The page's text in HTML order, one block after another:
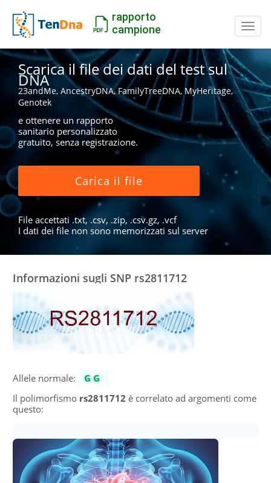
rapporto
campione
Scarica il file dei dati del test sul
DNA
23andMe, AncestryDNA, FamilyTreeDNA, MyHeritage,
Genotek
e ottenere un rapporto
sanitario personalizzato
gratuito, senza registrazione.
Carica il file
File accettati .txt, .csv, .zip, .csv.gz, .vcf
I dati dei file non sono memorizzati sul server
Informazioni sugli SNP rs2811712
Allele normale:
GG
Il polimorfismo rs2811712 è correlato ad argomenti come
questo: